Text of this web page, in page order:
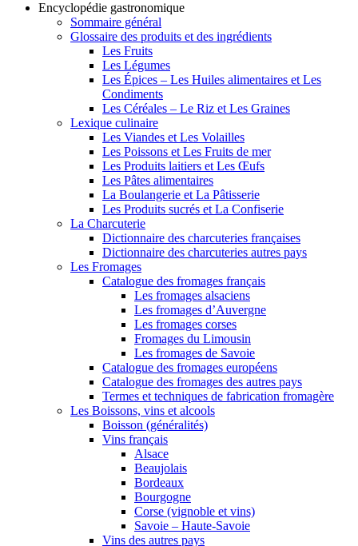
Encyclopédie gastronomique
Sommaire général
Glossaire des produits et des ingrédients
Les Fruits
Les Légumes
Les Épices – Les Huiles alimentaires et Les
Condiments
Les Céréales – Le Riz et Les Graines
Lexique culinaire
Les Viandes et Les Volailles
Les Poissons et Les Fruits de mer
Les Produits laitiers et Les Œufs
Les Pâtes alimentaires
La Boulangerie et La Pâtisserie
Les Produits sucrés et La Confiserie
La Charcuterie
Dictionnaire des charcuteries françaises
Dictionnaire des charcuteries autres pays
Les Fromages
Catalogue des fromages français
Les fromages alsaciens
Les fromages d’Auvergne
Les fromages corses
Fromages du Limousin
Les fromages de Savoie
Catalogue des fromages européens
Catalogue des fromages des autres pays
Termes et techniques de fabrication fromagère
Les Boissons, vins et alcools
Boisson (généralités)
Vins français
Alsace
Beaujolais
Bordeaux
Bourgogne
Corse (vignoble et vins)
Savoie – Haute-Savoie
Vins des autres pays